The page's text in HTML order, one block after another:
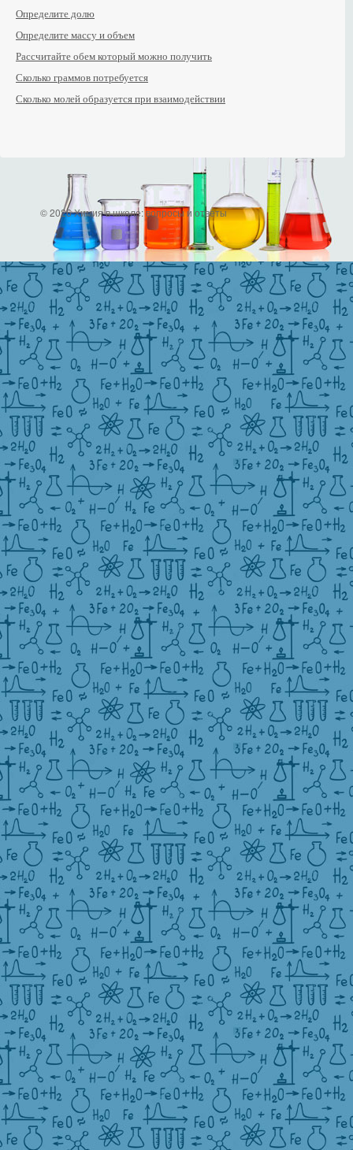
Определите долю
Определите массу и объем
Рассчитайте обем который можно получить
Сколько граммов потребуется
Сколько молей образуется при взаимодействии
© 2026 Химия в школе: вопросы и ответы